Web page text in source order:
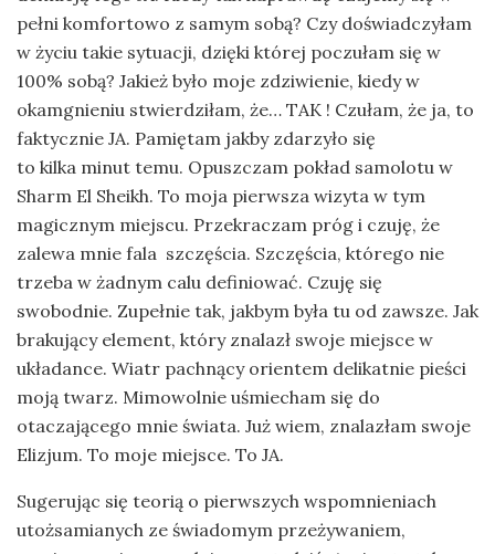
pełni komfortowo z samym sobą? Czy doświadczyłam
w życiu takie sytuacji, dzięki której poczułam się w
100% sobą? Jakież było moje zdziwienie, kiedy w
okamgnieniu stwierdziłam, że… TAK ! Czułam, że ja, to
faktycznie JA. Pamiętam jakby zdarzyło się
to kilka minut temu. Opuszczam pokład samolotu w
Sharm El Sheikh. To moja pierwsza wizyta w tym
magicznym miejscu. Przekraczam próg i czuję, że
zalewa mnie fala szczęścia. Szczęścia, którego nie
trzeba w żadnym calu definiować. Czuję się
swobodnie. Zupełnie tak, jakbym była tu od zawsze. Jak
brakujący element, który znalazł swoje miejsce w
układance. Wiatr pachnący orientem delikatnie pieści
moją twarz. Mimowolnie uśmiecham się do
otaczającego mnie świata. Już wiem, znalazłam swoje
Elizjum. To moje miejsce. To JA.
Sugerując się teorią o pierwszych wspomnieniach
utożsamianych ze świadomym przeżywaniem,